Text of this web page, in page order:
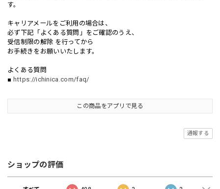
す。
キャリアメールをご利用の場合は、
必ず下記「よくある質問」をご確認のうえ、
受信制限の解除 を行ってから
お手続きをお願いいたします。
よくある質問
■ https://ichinica.com/faq/
この商品をアプリで見る
通報する
ショップの評価